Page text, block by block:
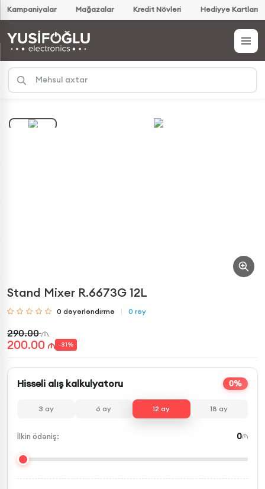
Kampaniyalar Mağazalar Kredit Növləri Hədiyyə Kartları
Stand Mixer R.6673G 12L
0 dəyərləndirmə 0 rəy
290.00
200.00 -31%
Hissəli alış kalkulyatoru 0%
3 ay 6 ay 12 ay 18 ay
İlkin ödəniş: 0